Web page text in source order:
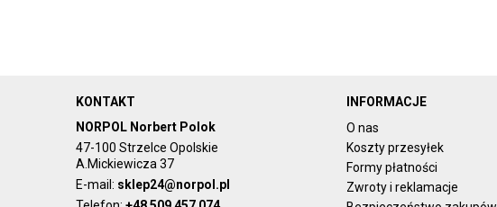
KONTAKT
NORPOL Norbert Polok
47-100 Strzelce Opolskie
A.Mickiewicza 37
E-mail: sklep24@norpol.pl
INFORMACJE
O nas
Koszty przesyłek
Formy płatności
Zwroty i reklamacje